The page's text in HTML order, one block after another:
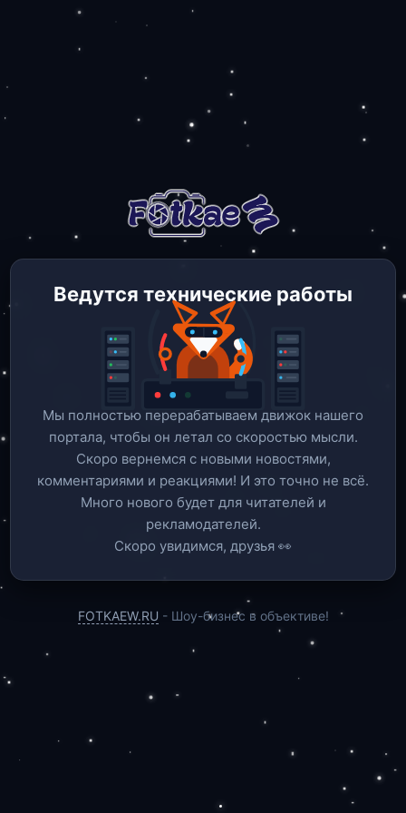
Ведутся технические работы
Мы полностью перерабатываем движок нашего
портала, чтобы он летал со скоростью мысли.
Скоро вернемся c новыми новостями,
комментариями и реакциями! И это точно не всё.
Много нового будет для читателей и
рекламодателей.
Скоро увидимся, друзья 👀
FOTKAEW.RU - Шоу-бизнес в объективе!